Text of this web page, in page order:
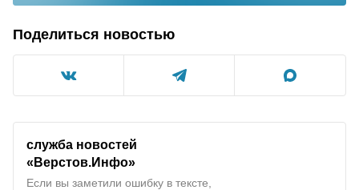
Поделиться новостью
служба новостей
«Верстов.Инфо»
Если вы заметили ошибку в тексте,